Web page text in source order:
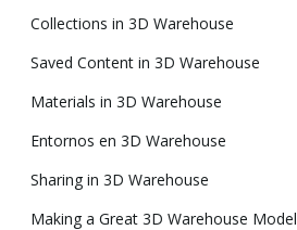
Collections in 3D Warehouse
Saved Content in 3D Warehouse
Materials in 3D Warehouse
Entornos en 3D Warehouse
Sharing in 3D Warehouse
Making a Great 3D Warehouse Model